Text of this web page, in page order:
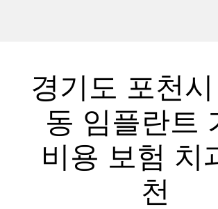
경기도 포천
동 임플란트
비용 보험 치
천